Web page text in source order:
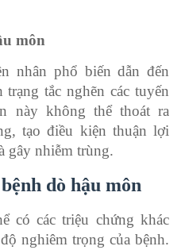
môn
nhân phổ biến dẫn đến
tắc nghẽn các tuyến
này không thể thoát ra
tạo điều kiện thuận lợi
gây nhiễm trùng.
dò hậu môn
có các triệu chứng khác
nghiêm trọng của bệnh.